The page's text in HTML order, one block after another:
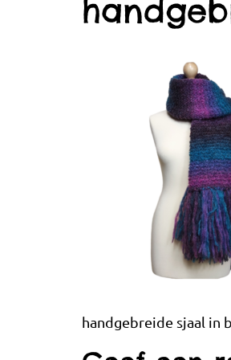
handgebreide sjaal in